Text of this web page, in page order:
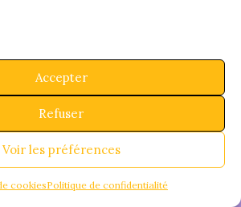
Accepter
Refuser
Voir les préférences
cookiesPolitique de confidentialité